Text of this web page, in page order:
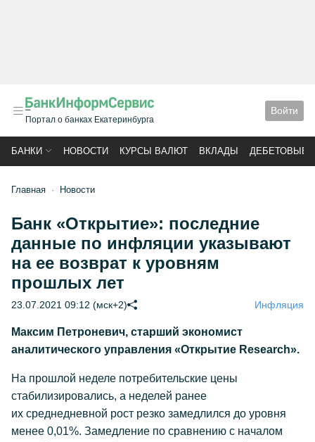
Портал о банках Екатеринбурга
Войти
БАНКИ НОВОСТИ КУРСЫ ВАЛЮТ ВКЛАДЫ ДЕБЕТОВЫЕ
Главная Новости
Банк «Открытие»: последние
данные по инфляции указывают
на ее возврат к уровням
прошлых лет
23.07.2021 09:12 (мск+2) Инфляция
Максим Петроневич, старший экономист
аналитического управления «Открытие Research».
На прошлой неделе потребительские цены
стабилизировались, а неделей ранее
их среднедневной рост резко замедлился до уровня
менее 0,01%. Замедление по сравнению с началом